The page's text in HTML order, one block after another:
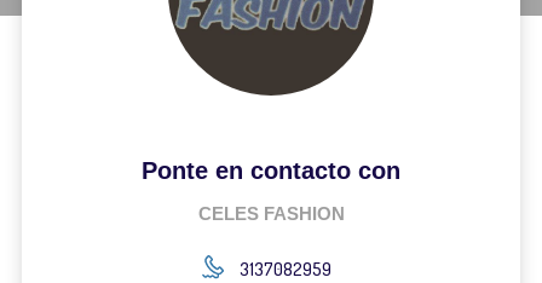
Ponte en contacto con
CELES FASHION
3137082959